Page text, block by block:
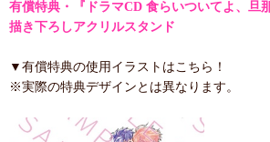
有償特典・『ドラマCD 食らいついてよ、旦
描き下ろしアクリルスタンド
▼有償特典の使用イラストはこちら！
※実際の特典デザインとは異なります。